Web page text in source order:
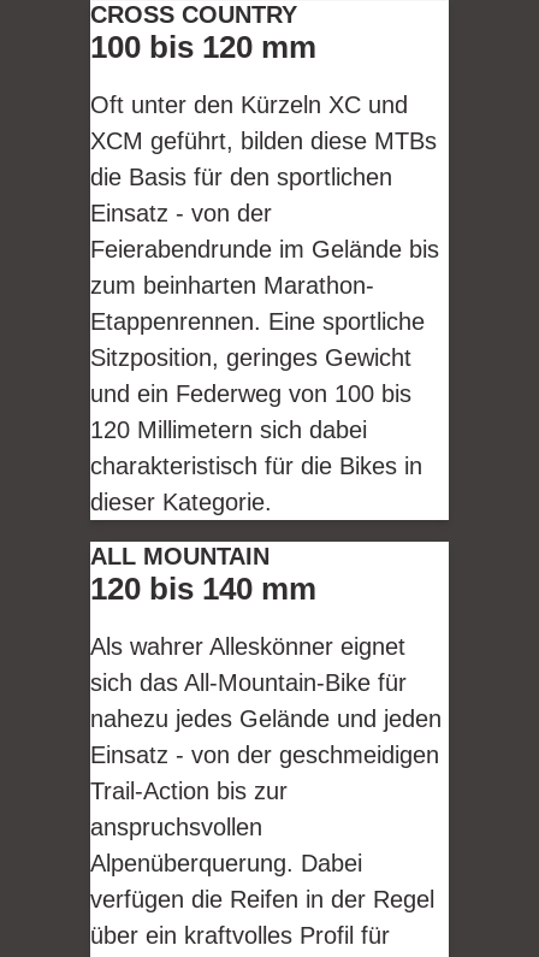
CROSS COUNTRY
100 bis 120 mm
Oft unter den Kürzeln XC und
XCM geführt, bilden diese MTBs
die Basis für den sportlichen
Einsatz - von der
Feierabendrunde im Gelände bis
zum beinharten Marathon-
Etappenrennen. Eine sportliche
Sitzposition, geringes Gewicht
und ein Federweg von 100 bis
120 Millimetern sich dabei
charakteristisch für die Bikes in
dieser Kategorie.
ALL MOUNTAIN
120 bis 140 mm
Als wahrer Alleskönner eignet
sich das All-Mountain-Bike für
nahezu jedes Gelände und jeden
Einsatz - von der geschmeidigen
Trail-Action bis zur
anspruchsvollen
Alpenüberquerung. Dabei
verfügen die Reifen in der Regel
über ein kraftvolles Profil für